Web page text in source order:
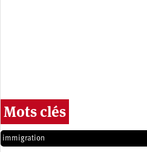
Mots clés
immigration